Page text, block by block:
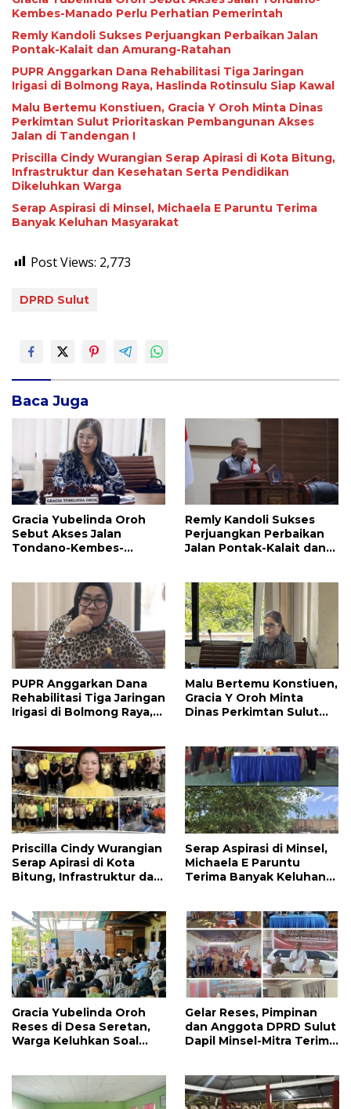
Kembes-Manado Perlu Perhatian Pemerintah
Remly Kandoli Sukses Perjuangkan Perbaikan Jalan
Pontak-Kalait dan Amurang-Ratahan
PUPR Anggarkan Dana Rehabilitasi Tiga Jaringan
Irigasi di Bolmong Raya, Haslinda Rotinsulu Siap Kawal
Malu Bertemu Konstiuen, Gracia Y Oroh Minta Dinas
Perkimtan Sulut Prioritaskan Pembangunan Akses
Jalan di Tandengan I
Priscilla Cindy Wurangian Serap Apirasi di Kota Bitung,
Infrastruktur dan Kesehatan Serta Pendidikan
Dikeluhkan Warga
Serap Aspirasi di Minsel, Michaela E Paruntu Terima
Banyak Keluhan Masyarakat
Post Views: 2,773
DPRD Sulut
Baca Juga
Gracia Yubelinda Oroh
Sebut Akses Jalan
Tondano-Kembes-
Remly Kandoli Sukses
Perjuangkan Perbaikan
Jalan Pontak-Kalait dan
PUPR Anggarkan Dana
Rehabilitasi Tiga Jaringan
Irigasi di Bolmong Raya,
Malu Bertemu Konstiuen,
Gracia Y Oroh Minta
Dinas Perkimtan Sulut
Jalan di Tandengan I
Priscilla Cindy Wurangian
Serap Apirasi di Kota
Bitung, Infrastruktur dan
Warga
Serap Aspirasi di Minsel,
Michaela E Paruntu
Terima Banyak Keluhan
Gracia Yubelinda Oroh
Reses di Desa Seretan,
Warga Keluhkan Soal
Gelar Reses, Pimpinan
dan Anggota DPRD Sulut
Dapil Minsel-Mitra Terima